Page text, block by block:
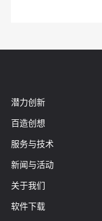
潜力创新
百造创想
服务与技术
新闻与活动
关于我们
软件下载